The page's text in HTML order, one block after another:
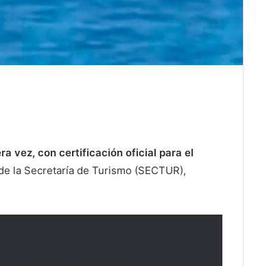
vez, con certificación oficial para el
la Secretaría de Turismo (SECTUR),